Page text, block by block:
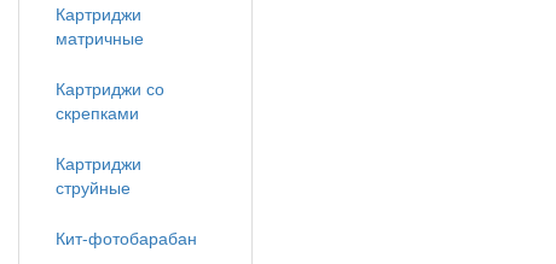
Картриджи
матричные
Картриджи со
скрепками
Картриджи
струйные
Кит-фотобарабан